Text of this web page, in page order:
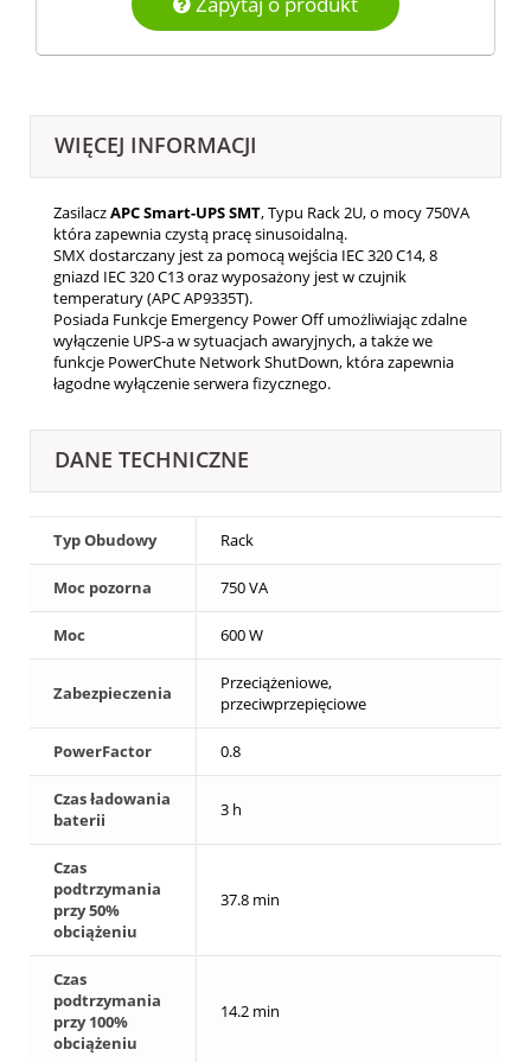
WIĘCEJ INFORMACJI
ZasilaczAPC Smart-UPS SMT, Typu Rack 2U, o mocy 750VA
która zapewnia czystą pracę sinusoidalną.
SMX dostarczany jest za pomocą wejścia IEC 320 C14, 8
gniazd IEC 320 C13 oraz wyposażony jest w czujnik
temperatury (APC AP9335T).
Posiada Funkcje Emergency Power Off umożliwiając zdalne
wyłączenie UPS-a w sytuacjach awaryjnych, a także we
funkcje PowerChute Network ShutDown, która zapewnia
łagodne wyłączenie serwera fizycznego.
DANE TECHNICZNE
Typ Obudowy Rack
Moc pozorna 750 VA
Moc 600 W
Zabezpieczenia
Przeciążeniowe,
przeciwprzepięciowe
PowerFactor 0.8
Czas ładowania
baterii
3 h
Czas
podtrzymania
przy 50%
obciążeniu
37.8 min
Czas
podtrzymania
przy 100%
obciążeniu
14.2 min